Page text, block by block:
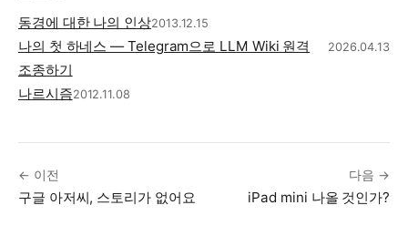
동경에 대한 나의 인상2013.12.15
나의 첫 하네스 — Telegram으로 LLM Wiki 원격
조종하기
2026.04.13
나르시즘2012.11.08
← 이전
구글 아저씨, 스토리가 없어요
다음 →
iPad mini 나올 것인가?